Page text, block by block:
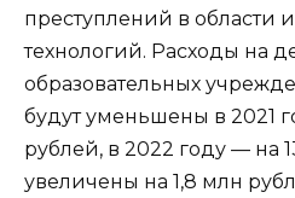
преступлений в
технологий. Расходы на
образовательных
будут уменьшены в 2021
рублей, в 2022 году — на
увеличены на 1,8 млн